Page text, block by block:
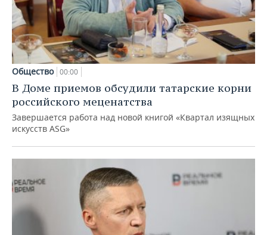
Общество 00:00
В Доме приемов обсудили татарские корни
российского меценатства
Завершается работа над новой книгой «Квартал изящных
искусств ASG»